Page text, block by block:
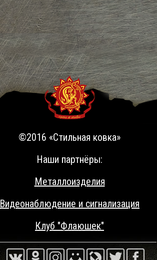
©2016 «Стильная ковка»
Наши партнёры:
Металлоизделия
Видеонаблюдение и сигнализация
Клуб "Флаюшек"